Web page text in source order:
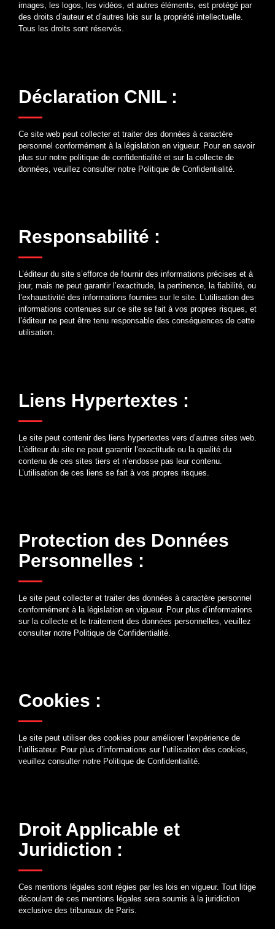
images, les logos, les vidéos, et autres éléments, est protégé par
des droits d’auteur et d’autres lois sur la propriété intellectuelle.
Tous les droits sont réservés.
Déclaration CNIL :
Ce site web peut collecter et traiter des données à caractère
personnel conformément à la législation en vigueur. Pour en savoir
plus sur notre politique de confidentialité et sur la collecte de
données, veuillez consulter notre Politique de Confidentialité.
Responsabilité :
L’éditeur du site s’efforce de fournir des informations précises et à
jour, mais ne peut garantir l’exactitude, la pertinence, la fiabilité, ou
l’exhaustivité des informations fournies sur le site. L’utilisation des
informations contenues sur ce site se fait à vos propres risques, et
l’éditeur ne peut être tenu responsable des conséquences de cette
utilisation.
Liens Hypertextes :
Le site peut contenir des liens hypertextes vers d’autres sites web.
L’éditeur du site ne peut garantir l’exactitude ou la qualité du
contenu de ces sites tiers et n’endosse pas leur contenu.
L’utilisation de ces liens se fait à vos propres risques.
Protection des Données
Personnelles :
Le site peut collecter et traiter des données à caractère personnel
conformément à la législation en vigueur. Pour plus d’informations
sur la collecte et le traitement des données personnelles, veuillez
consulter notre Politique de Confidentialité.
Cookies :
Le site peut utiliser des cookies pour améliorer l’expérience de
l’utilisateur. Pour plus d’informations sur l’utilisation des cookies,
veuillez consulter notre Politique de Confidentialité.
Droit Applicable et
Juridiction :
Ces mentions légales sont régies par les lois en vigueur. Tout litige
découlant de ces mentions légales sera soumis à la juridiction
exclusive des tribunaux de Paris.